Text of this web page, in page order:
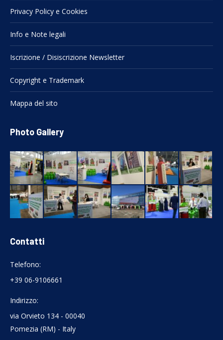
Privacy Policy e Cookies
Info e Note legali
Iscrizione / Disiscrizione Newsletter
Copyright e Trademark
Mappa del sito
Photo Gallery
Contatti
Telefono:
+39 06-9106661
Indirizzo:
via Orvieto 134 - 00040
Pomezia (RM) - Italy